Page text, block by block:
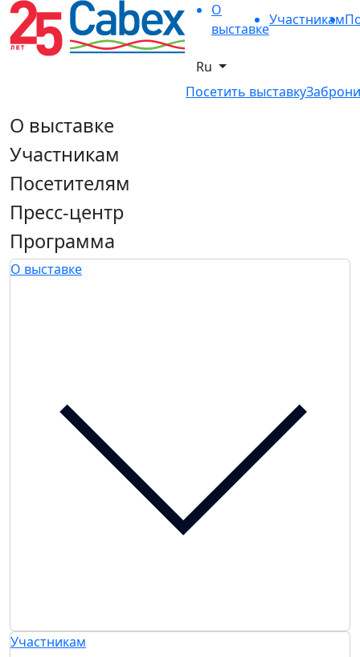
О
выставке
Участникам
Ru
Посетить выставку
О выставке
Участникам
Посетителям
Пресс-центр
Программа
О выставке
Участникам